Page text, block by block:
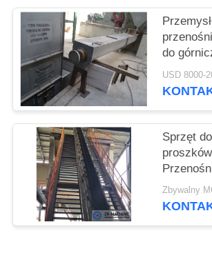
POLITYKA
PRYWATNOŚCI
do
Sprzęt
dużym
Zbywalny